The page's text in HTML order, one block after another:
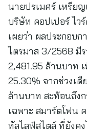
นายปรเมศร์ เหรีย
บริษัท คอปเปอร์ ไว
เผยว่า ผลประกอบ
ไตรมาส 3/2568 มี
2,481.95 ล้านบาท
25.30% จากช่วงเ
ล้านบาท สะท้อนถึง
เฉพาะ สมาร์ตโฟน
ทัลไลฟ์สไตล์ ที่ยังค